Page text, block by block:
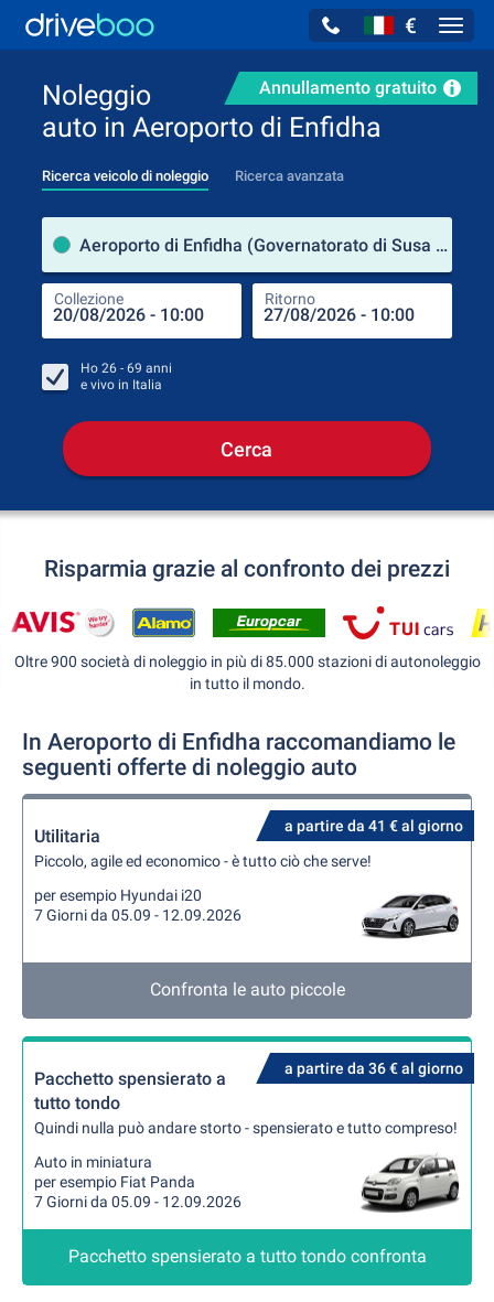
€
Annullamento gratuito
Noleggio
auto in Aeroporto di Enfidha
Ricerca veicolo di noleggio Ricerca avanzata
Aeroporto di Enfidha (Governatorato di Susa / Tunisia)
Collezione Ritorno
Ho 26 - 69 anni
e vivo in Italia
Cerca
Risparmia grazie al confronto dei prezzi
Oltre 900 società di noleggio in più di 85.000 stazioni di autonoleggio
in tutto il mondo.
In Aeroporto di Enfidha raccomandiamo le
seguenti offerte di noleggio auto
a partire da 41 € al giorno
Utilitaria
Piccolo, agile ed economico - è tutto ciò che serve!
per esempio Hyundai i20
7 Giorni da 05.09 - 12.09.2026
Confronta le auto piccole
a partire da 36 € al giorno
Pacchetto spensierato a
tutto tondo
Quindi nulla può andare storto - spensierato e tutto compreso!
Auto in miniatura
per esempio Fiat Panda
7 Giorni da 05.09 - 12.09.2026
Pacchetto spensierato a tutto tondo confronta